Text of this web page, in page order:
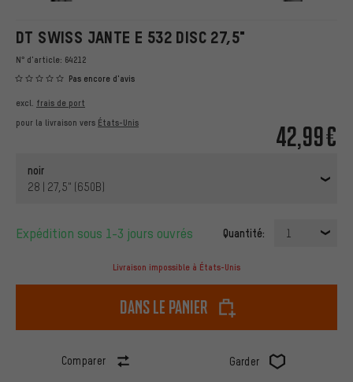
DT SWISS JANTE E 532 DISC 27,5"
N° d'article: 64212
Pas encore d'avis
42,99€
excl. frais de port
pour la livraison vers États-Unis
noir
28 | 27,5" (650B)
Expédition sous 1-3 jours ouvrés Quantité: 1
Livraison impossible à États-Unis
dans le panier
Comparer Garder